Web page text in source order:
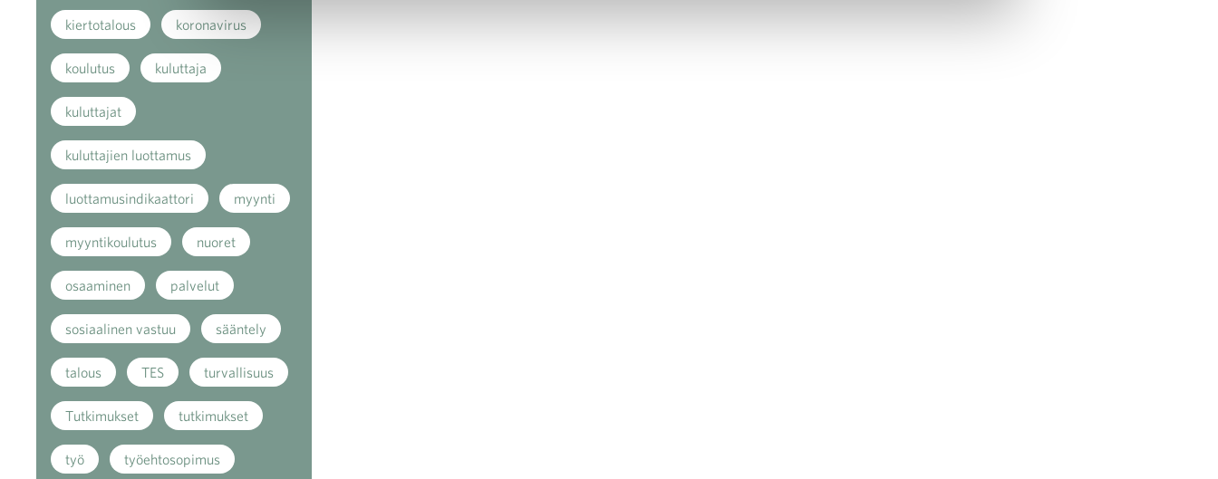
kiertotalous koronavirus
koulutus kuluttaja
kuluttajat
kuluttajien luottamus
luottamusindikaattori myynti
myyntikoulutus nuoret
osaaminen palvelut
sosiaalinen vastuu sääntely
talous TES turvallisuus
Tutkimukset tutkimukset
työ työehtosopimus